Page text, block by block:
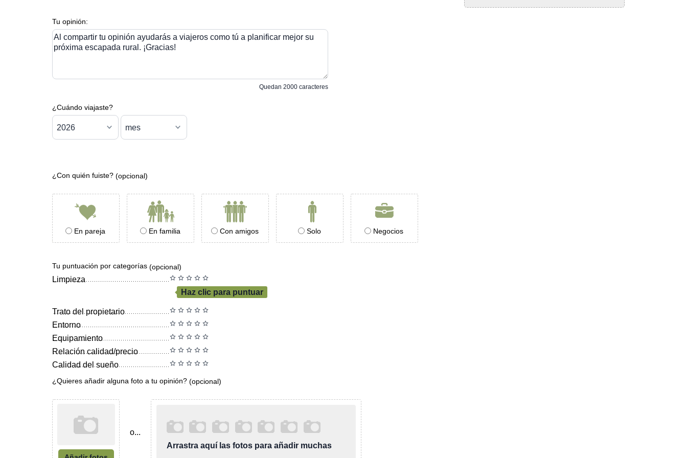
Tu opinión:
Al compartir tu opinión ayudarás a viajeros como tú a planificar mejor su
próxima escapada rural. ¡Gracias!
Quedan 2000 caracteres
¿Cuándo viajaste?
¿Con quién fuiste? (opcional)
En pareja En familia Con amigos Solo Negocios
Tu puntuación por categorías (opcional)
Limpieza
Haz clic para puntuar
Trato del propietario
Entorno
Equipamiento
Relación calidad/precio
Calidad del sueño
¿Quieres añadir alguna foto a tu opinión? (opcional)
o...
Arrastra aquí las fotos para añadir muchas